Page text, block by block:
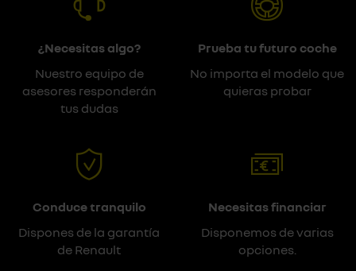
¿Necesitas algo?
Nuestro equipo de
asesores responderán
tus dudas
Prueba tu futuro coche
No importa el modelo que
quieras probar
Conduce tranquilo
Dispones de la garantía
de Renault
Necesitas financiar
Disponemos de varias
opciones.